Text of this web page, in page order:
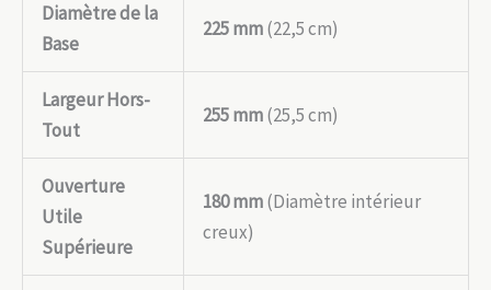
Diamètre de la
Base
225 mm(22,5 cm)
Largeur Hors-
Tout
255 mm(25,5 cm)
Ouverture
Utile
Supérieure
180 mm(Diamètre intérieur
creux)